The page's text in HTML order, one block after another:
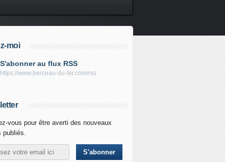
moi
S'abonner au flux RSS
https://www.berceau-du-fer.com/rss
vous pour être averti des nouveaux
publiés.